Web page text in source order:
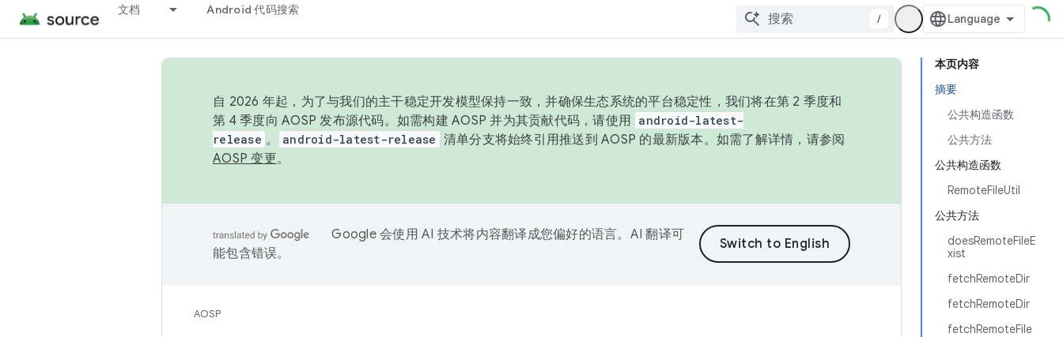
文档 Android 代码搜索
/
本页内容
摘要
公共构造函数
公共方法
公共构造函数
RemoteFileUtil
公共方法
doesRemoteFileE
xist
fetchRemoteDir
fetchRemoteDir
fetchRemoteFile
自 2026 年起，为了与我们的主干稳定开发模型保持一致，并确保生态系统的平台稳定性，我们将在第 2 季度和
第 4 季度向 AOSP 发布源代码。如需构建 AOSP 并为其贡献代码，请使用 android-latest-
release 。 android-latest-release 清单分支将始终引用推送到 AOSP 的最新版本。如需了解详情，请参阅
AOSP 变更。
Google 会使用 AI 技术将内容翻译成您偏好的语言。AI 翻译可
能包含错误。
AOSP